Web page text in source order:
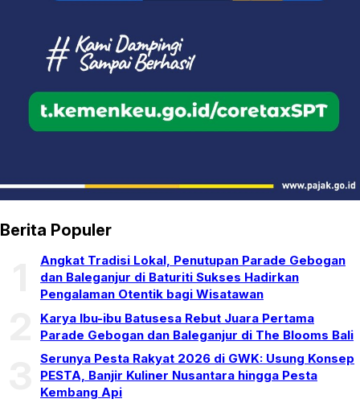
Berita Populer
Angkat Tradisi Lokal, Penutupan Parade Gebogan
dan Baleganjur di Baturiti Sukses Hadirkan
Pengalaman Otentik bagi Wisatawan
Karya Ibu-ibu Batusesa Rebut Juara Pertama
Parade Gebogan dan Baleganjur di The Blooms Bali
Serunya Pesta Rakyat 2026 di GWK: Usung Konsep
PESTA, Banjir Kuliner Nusantara hingga Pesta
Kembang Api